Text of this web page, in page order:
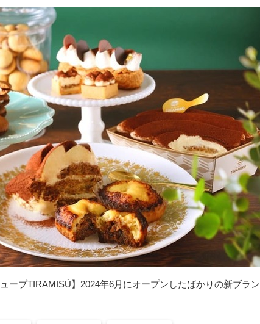
ーブTIRAMISÙ】2024年6月にオープンしたばかりの新ブラン